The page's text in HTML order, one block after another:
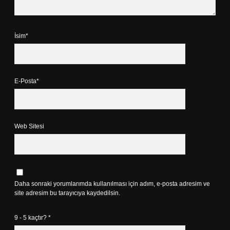
İsim*
E-Posta*
Web Sitesi
Daha sonraki yorumlarımda kullanılması için adım, e-posta adresim ve
site adresim bu tarayıcıya kaydedilsin.
9 - 5 kaçtır? *